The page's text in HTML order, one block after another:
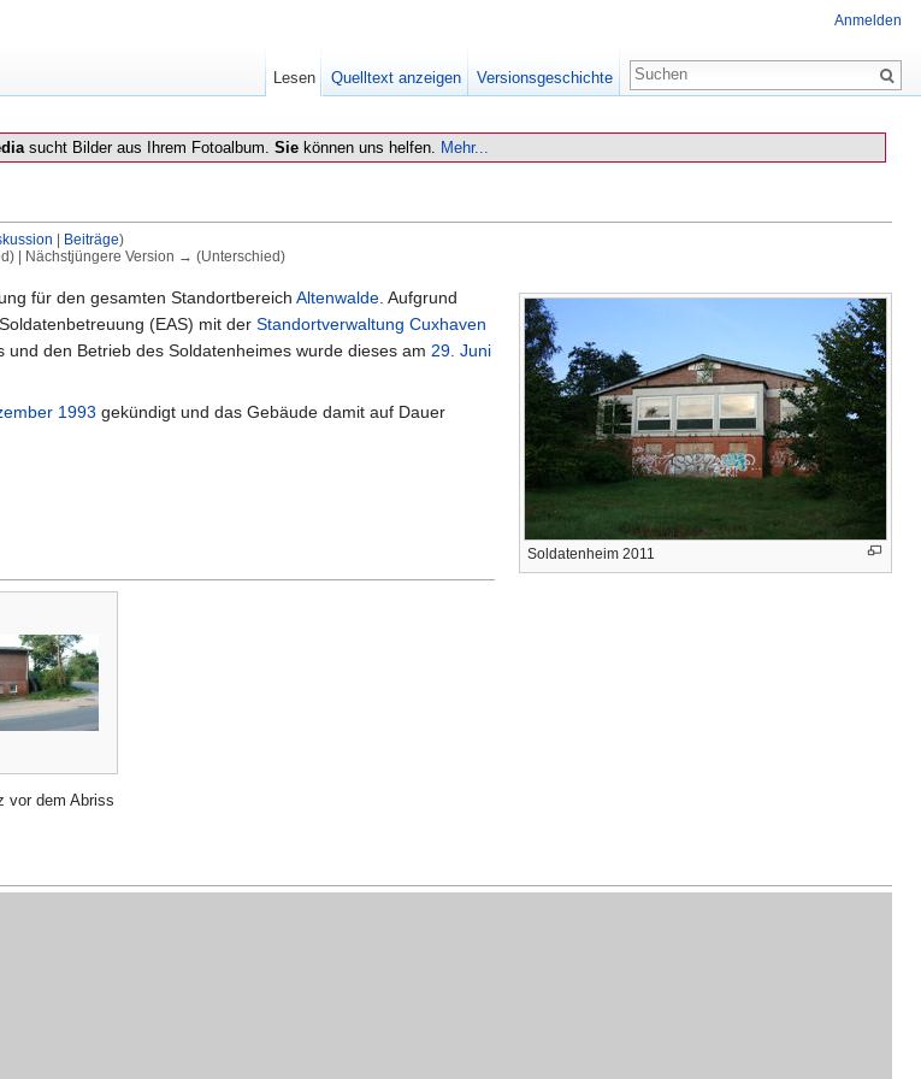
sucht Bilder aus Ihrem Fotoalbum. Sie können uns helfen. Mehr...
| Beiträge)
| Nächstjüngere Version → (Unterschied)
Soldatenheim 2011
für den gesamten Standortbereich Altenwalde . Aufgrund
(EAS) mit der Standortverwaltung Cuxhaven
den Betrieb des Soldatenheimes wurde dieses am 29. Juni
1993 gekündigt und das Gebäude damit auf Dauer
vor dem Abriss
Anmelden
Lesen Quelltext anzeigen Versionsgeschichte